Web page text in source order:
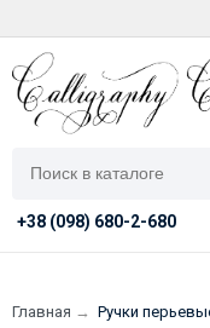
+38 (098) 680-2-680
Главная → Ручки